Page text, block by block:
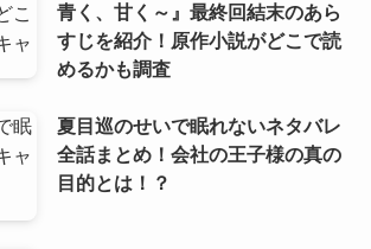
青く、甘く～』最終回結末のあら
すじを紹介！原作小説がどこで読
めるかも調査
夏目巡のせいで眠れないネタバレ
全話まとめ！会社の王子様の真の
目的とは！？